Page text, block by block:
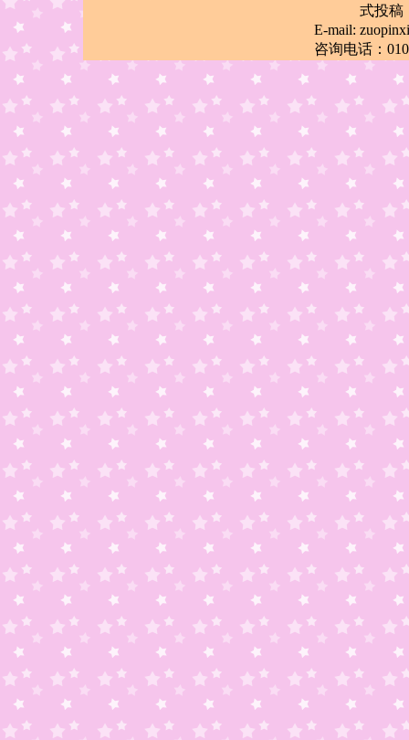
式投稿
E-mail:
咨询电话：